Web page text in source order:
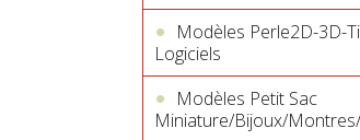
Modèles Perle2D-3D-
Logiciels
Modèles Petit Sac
Miniature/Bijoux/